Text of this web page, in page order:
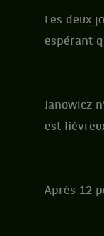
Les deux
espérant
Janowicz
est
Après 12